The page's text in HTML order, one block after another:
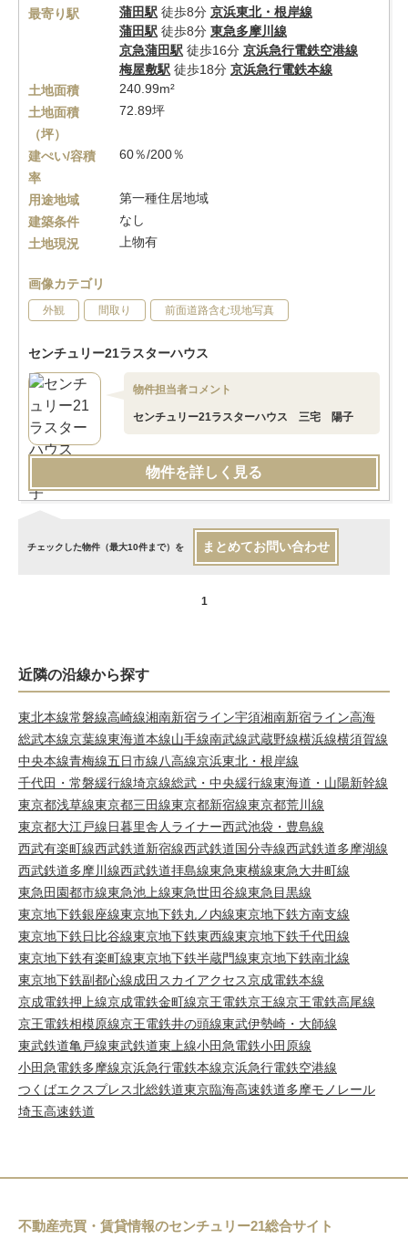
最寄り駅
蒲田駅 徒歩8分 京浜東北・根岸線
蒲田駅 徒歩8分 東急多摩川線
京急蒲田駅 徒歩16分 京浜急行電鉄空港線
梅屋敷駅 徒歩18分 京浜急行電鉄本線
土地面積
240.99m²
土地面積
（坪）
72.89坪
建ぺい/容積
率
60％/200％
用途地域
第一種住居地域
建築条件
なし
土地現況
上物有
画像カテゴリ
外観 間取り 前面道路含む現地写真
センチュリー21ラスターハウス
物件担当者コメント
センチュリー21ラスターハウス 三宅 陽子
物件を詳しく見る
チェックした物件（最大10件まで）を まとめてお問い合わせ
1
近隣の沿線から探す
東北本線常磐線高崎線湘南新宿ライン宇須湘南新宿ライン高海
総武本線京葉線東海道本線山手線南武線武蔵野線横浜線横須賀線
中央本線青梅線五日市線八高線京浜東北・根岸線
千代田・常磐緩行線埼京線総武・中央緩行線東海道・山陽新幹線
東京都浅草線東京都三田線東京都新宿線東京都荒川線
東京都大江戸線日暮里舎人ライナー西武池袋・豊島線
西武有楽町線西武鉄道新宿線西武鉄道国分寺線西武鉄道多摩湖線
西武鉄道多摩川線西武鉄道拝島線東急東横線東急大井町線
東急田園都市線東急池上線東急世田谷線東急目黒線
東京地下鉄銀座線東京地下鉄丸ノ内線東京地下鉄方南支線
東京地下鉄日比谷線東京地下鉄東西線東京地下鉄千代田線
東京地下鉄有楽町線東京地下鉄半蔵門線東京地下鉄南北線
東京地下鉄副都心線成田スカイアクセス京成電鉄本線
京成電鉄押上線京成電鉄金町線京王電鉄京王線京王電鉄高尾線
京王電鉄相模原線京王電鉄井の頭線東武伊勢崎・大師線
東武鉄道亀戸線東武鉄道東上線小田急電鉄小田原線
小田急電鉄多摩線京浜急行電鉄本線京浜急行電鉄空港線
つくばエクスプレス北総鉄道東京臨海高速鉄道多摩モノレール
埼玉高速鉄道
不動産売買・賃貸情報のセンチュリー21総合サイト